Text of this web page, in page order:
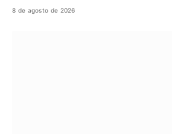
8 de agosto de 2026